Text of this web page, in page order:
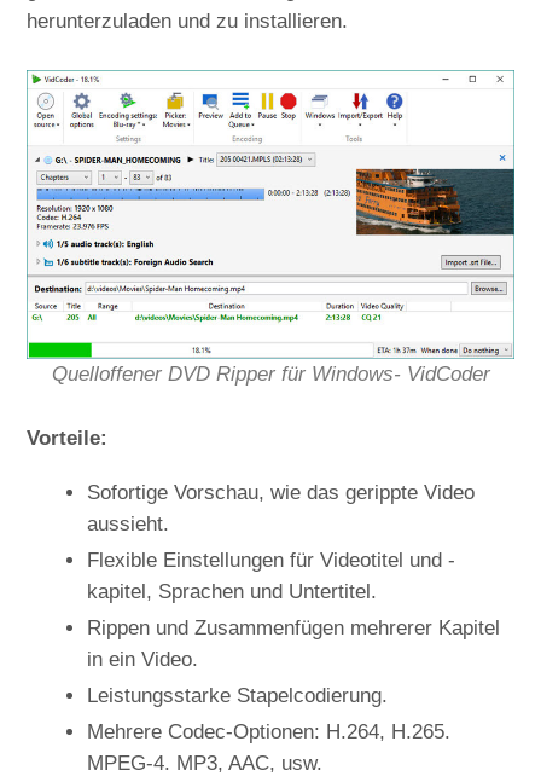
herunterzuladen und zu installieren.
Quelloffener DVD Ripper für Windows- VidCoder
Vorteile:
Sofortige Vorschau, wie das gerippte Video
aussieht.
Flexible Einstellungen für Videotitel und -
kapitel, Sprachen und Untertitel.
Rippen und Zusammenfügen mehrerer Kapitel
in ein Video.
Leistungsstarke Stapelcodierung.
Mehrere Codec-Optionen: H.264, H.265.
MPEG-4. MP3, AAC, usw.